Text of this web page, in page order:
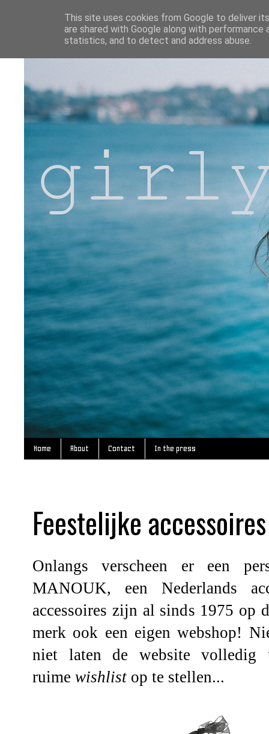
Home About Contact In the press
Feestelijke
Onlangs verscheen er een
MANOUK, een Nederlands
accessoires zijn al sinds 1975 op
merk ook een eigenwebshop!
niet laten de website
ruime wishlist op te stellen...
This site uses cookies from Google to deliver
are shared with Google along with
statistics, and to detect and address abuse.